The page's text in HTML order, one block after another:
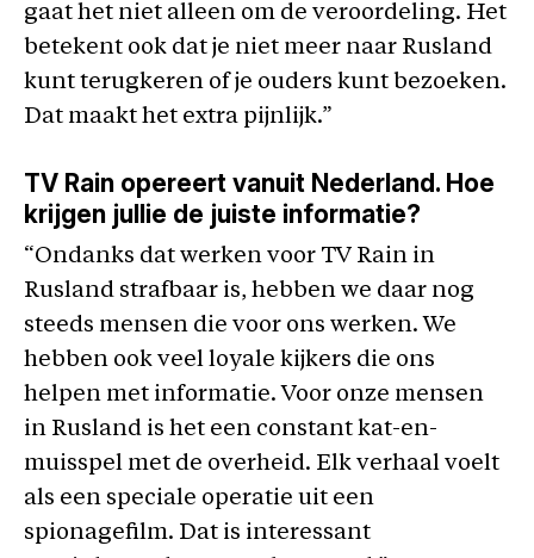
gaat het niet alleen om de veroordeling. Het
betekent ook dat je niet meer naar Rusland
kunt terugkeren of je ouders kunt bezoeken.
Dat maakt het extra pijnlijk.”
TV Rain opereert vanuit Nederland. Hoe
krijgen jullie de juiste informatie?
“Ondanks dat werken voor TV Rain in
Rusland strafbaar is, hebben we daar nog
steeds mensen die voor ons werken. We
hebben ook veel loyale kijkers die ons
helpen met informatie. Voor onze mensen
in Rusland is het een constant kat-en-
muisspel met de overheid. Elk verhaal voelt
als een speciale operatie uit een
spionagefilm. Dat is interessant